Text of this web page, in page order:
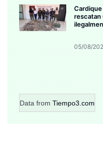
rescatan
05/08/
Data from Tiempo3.com